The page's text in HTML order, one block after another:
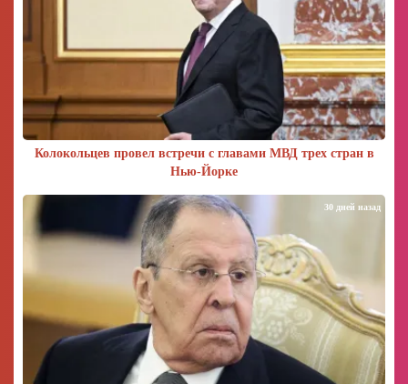
Колокольцев провел встречи с главами МВД трех стран в
Нью-Йорке
30 дней назад